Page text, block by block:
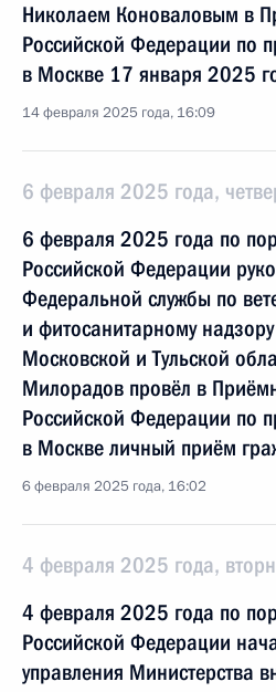
Николаем Коноваловым в
Российской Федерации по
в Москве 17 января 2025
14 февраля 2025 года, 16:09
6 февраля 2025 года,
6 февраля 2025 года по
Российской Федерации
Федеральной службы по
и фитосанитарному
Московской и Тульской
Милорадов провёл в
Российской Федерации по
в Москве личный приём
6 февраля 2025 года, 16:02
4 февраля 2025 года,
4 февраля 2025 года по
Российской Федерации
управления Министерства